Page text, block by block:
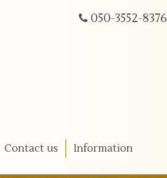
050-3552-8376
Contact us Information